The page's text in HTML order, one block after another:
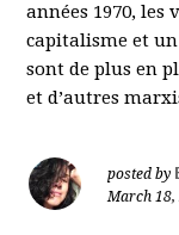
années 1970, les
capitalisme et
sont de plus en
et d’autres
posted by
March 18,